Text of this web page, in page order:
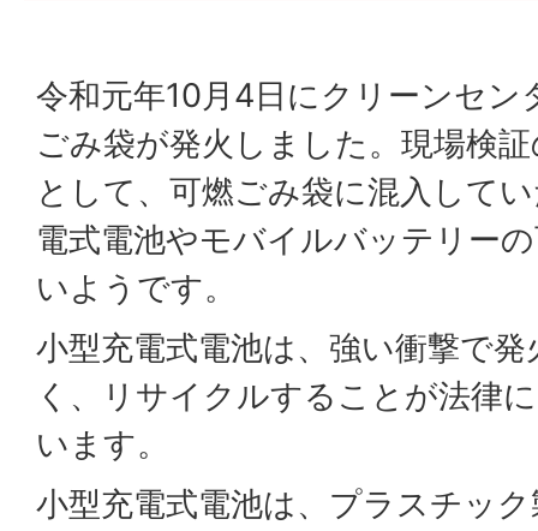
令和元年10月4日にクリーンセン
ごみ袋が発火しました。現場検
として、可燃ごみ袋に混入して
電式電池やモバイルバッテリー
いようです。
小型充電式電池は、強い衝撃で
く、リサイクルすることが法律
います。
小型充電式電池は、プラスチッ